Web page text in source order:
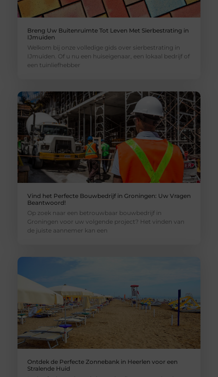
Breng Uw Buitenruimte Tot Leven Met Sierbestrating in
IJmuiden
Welkom bij onze volledige gids over sierbestrating in
IJmuiden. Of u nu een huiseigenaar, een lokaal bedrijf of
een tuinliefhebber
Vind het Perfecte Bouwbedrijf in Groningen: Uw Vragen
Beantwoord!
Op zoek naar een betrouwbaar bouwbedrijf in
Groningen voor uw volgende project? Het vinden van
de juiste aannemer kan een
Ontdek de Perfecte Zonnebank in Heerlen voor een
Stralende Huid